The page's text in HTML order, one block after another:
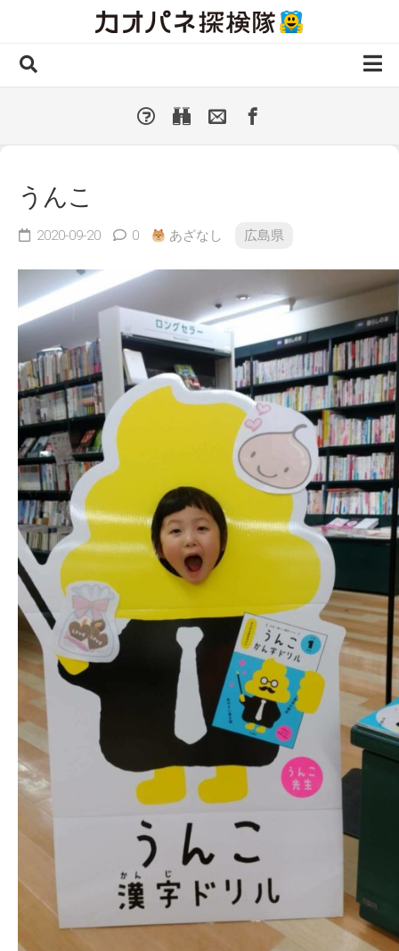
種類別
人気カオパネ
投稿する
うんこ
2020-09-20 0 あざなし 広島県